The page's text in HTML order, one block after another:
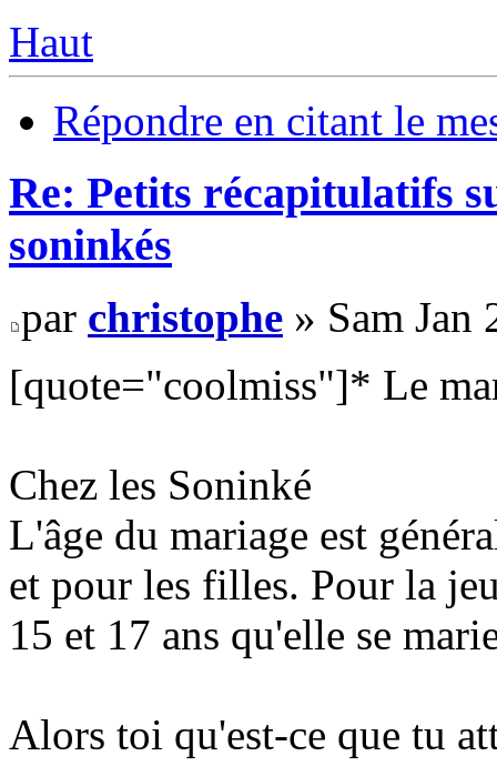
Haut
Répondre en citant le
Re: Petits récapitulatifs
soninkés
par christophe » Sam Jan
[quote="coolmiss"]* Le
Chez les Soninké
L'âge du mariage est
et pour les filles. Pour la
15 et 17 ans qu'elle se
Alors toi qu'est-ce que tu